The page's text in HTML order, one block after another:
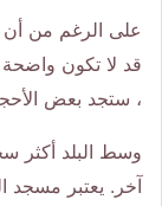
على الرغم من أن
قد لا تكون
، ستجد بعض
وسط البلد أكثر
آخر. يعتبر مسجد